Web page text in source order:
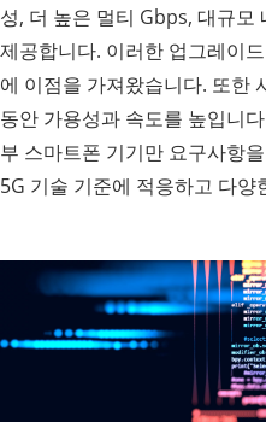
성, 더 높은 멀티 Gbps, 대규모
제공합니다. 이러한 업그레이
에 이점을 가져왔습니다. 또한
동안 가용성과 속도를 높입니
부 스마트폰 기기만 요구사항
5G 기술 기준에 적응하고 다